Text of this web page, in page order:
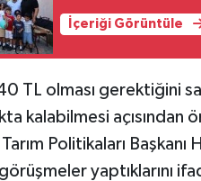
İçeriği Görüntüle
TL olması gerektiğini
kalabilmesi
Politikaları
görüşmeler yaptıklarını